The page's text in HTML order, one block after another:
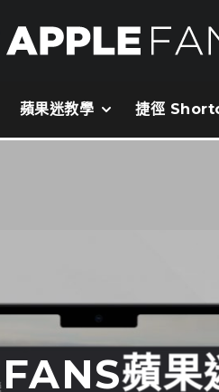
蘋果迷教學 捷徑
蘋